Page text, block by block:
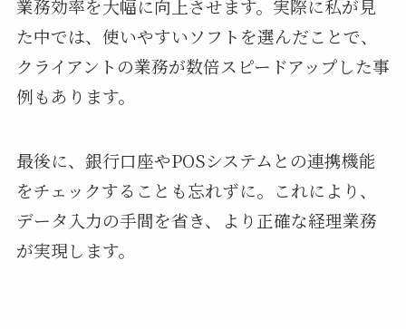
業務効率を大幅に向上させます。実際に私が見
た中では、使いやすいソフトを選んだことで、
クライアントの業務が数倍スピードアップした事
例もあります。
最後に、銀行口座やPOSシステムとの連携機能
をチェックすることも忘れずに。これにより、
データ入力の手間を省き、より正確な経理業務
が実現します。